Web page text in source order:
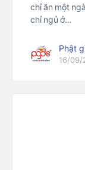
chỉ ăn một
chỉ ngủ ở…
Phật
16/09/